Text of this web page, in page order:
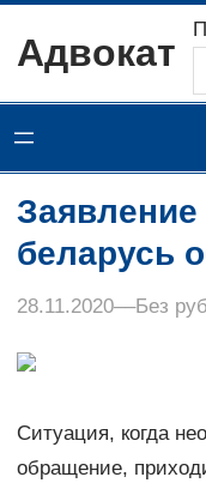
Адвокат
беларусь
28.11.2020––Без
Ситуация, когда
обращение,